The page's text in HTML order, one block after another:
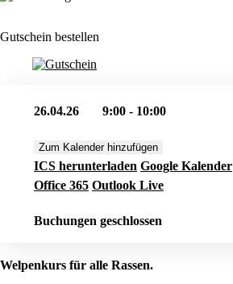
Gutschein bestellen
26.04.26 9:00 - 10:00
Zum Kalender hinzufügen
ICS herunterladen Google Kalender
Office 365 Outlook Live
Buchungen geschlossen
Welpenkurs für alle Rassen.